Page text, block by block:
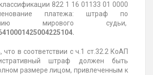
822 1 16 01133 01 0000
платежа: штраф по
мирового судьи,
что в соответствии с ч.1 ст.32.2 КоАП
штраф должен быть
размере лицом, привлеченным к